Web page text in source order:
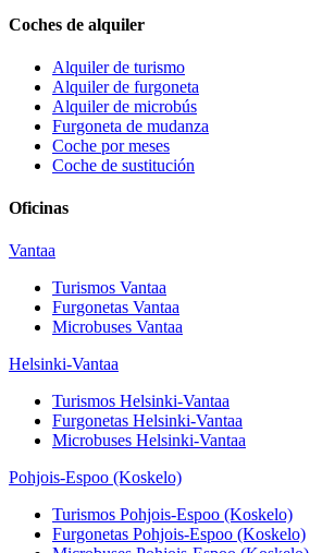
Coches de alquiler
Alquiler de turismo
Alquiler de furgoneta
Alquiler de microbús
Furgoneta de mudanza
Coche por meses
Coche de sustitución
Oficinas
Vantaa
Turismos Vantaa
Furgonetas Vantaa
Microbuses Vantaa
Helsinki-Vantaa
Turismos Helsinki-Vantaa
Furgonetas Helsinki-Vantaa
Microbuses Helsinki-Vantaa
Pohjois-Espoo (Koskelo)
Turismos Pohjois-Espoo (Koskelo)
Furgonetas Pohjois-Espoo (Koskelo)